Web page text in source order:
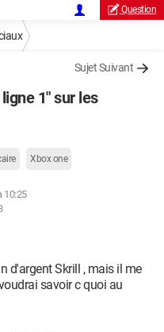
Question
Sujet Suivant
1" sur les
Xbox one
10:25
d'argent Skrill , mais il me
savoir c quoi au